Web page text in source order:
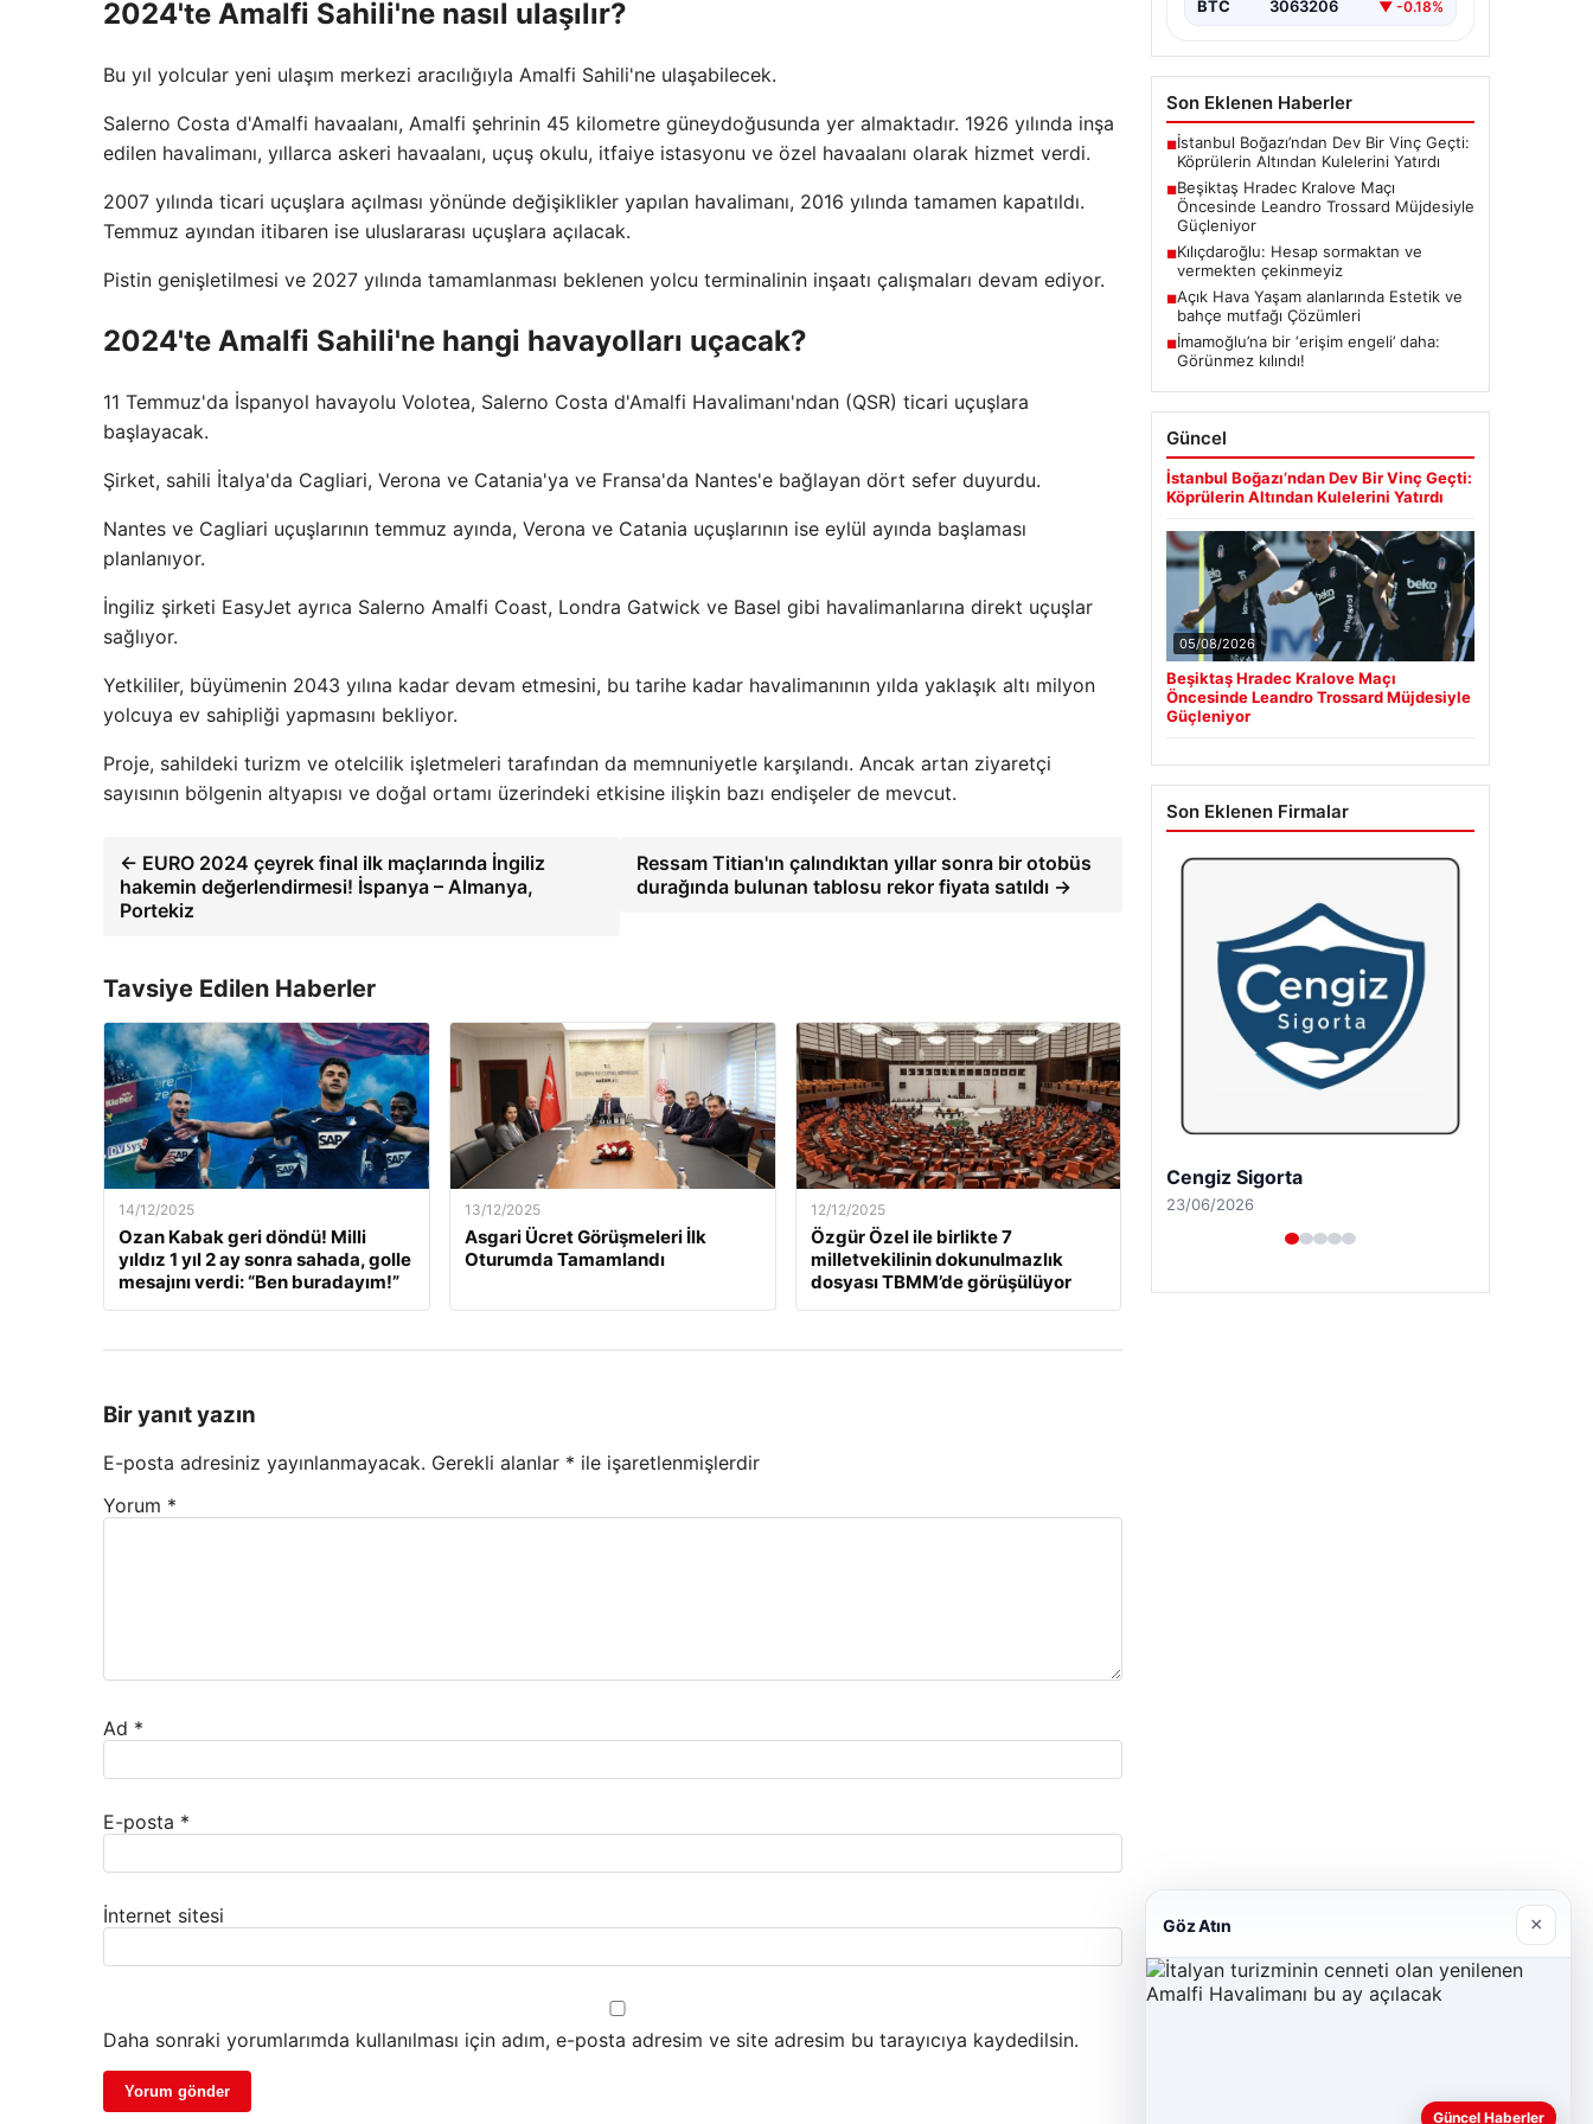
2024'te Amalfi Sahili'ne nasıl ulaşılır?
Bu yıl yolcular yeni ulaşım merkezi aracılığıyla Amalfi Sahili'ne ulaşabilecek.
Salerno Costa d'Amalfi havaalanı, Amalfi şehrinin 45 kilometre güneydoğusunda yer almaktadır. 1926 yılında inşa
edilen havalimanı, yıllarca askeri havaalanı, uçuş okulu, itfaiye istasyonu ve özel havaalanı olarak hizmet verdi.
2007 yılında ticari uçuşlara açılması yönünde değişiklikler yapılan havalimanı, 2016 yılında tamamen kapatıldı.
Temmuz ayından itibaren ise uluslararası uçuşlara açılacak.
Pistin genişletilmesi ve 2027 yılında tamamlanması beklenen yolcu terminalinin inşaatı çalışmaları devam ediyor.
2024'te Amalfi Sahili'ne hangi havayolları uçacak?
11 Temmuz'da İspanyol havayolu Volotea, Salerno Costa d'Amalfi Havalimanı'ndan (QSR) ticari uçuşlara
başlayacak.
Şirket, sahili İtalya'da Cagliari, Verona ve Catania'ya ve Fransa'da Nantes'e bağlayan dört sefer duyurdu.
Nantes ve Cagliari uçuşlarının temmuz ayında, Verona ve Catania uçuşlarının ise eylül ayında başlaması
planlanıyor.
İngiliz şirketi EasyJet ayrıca Salerno Amalfi Coast, Londra Gatwick ve Basel gibi havalimanlarına direkt uçuşlar
sağlıyor.
Yetkililer, büyümenin 2043 yılına kadar devam etmesini, bu tarihe kadar havalimanının yılda yaklaşık altı milyon
yolcuya ev sahipliği yapmasını bekliyor.
Proje, sahildeki turizm ve otelcilik işletmeleri tarafından da memnuniyetle karşılandı. Ancak artan ziyaretçi
sayısının bölgenin altyapısı ve doğal ortamı üzerindeki etkisine ilişkin bazı endişeler de mevcut.
← EURO 2024 çeyrek final ilk maçlarında İngiliz
hakemin değerlendirmesi! İspanya – Almanya,
Portekiz
Ressam Titian'ın çalındıktan yıllar sonra bir otobüs
durağında bulunan tablosu rekor fiyata satıldı →
Tavsiye Edilen Haberler
14/12/2025
Ozan Kabak geri döndü! Milli
yıldız 1 yıl 2 ay sonra sahada, golle
mesajını verdi: “Ben buradayım!”
13/12/2025
Asgari Ücret Görüşmeleri İlk
Oturumda Tamamlandı
12/12/2025
Özgür Özel ile birlikte 7
milletvekilinin dokunulmazlık
dosyası TBMM’de görüşülüyor
Bir yanıt yazın
E-posta adresiniz yayınlanmayacak. Gerekli alanlar * ile işaretlenmişlerdir
Yorum *
Ad *
E-posta *
İnternet sitesi
Daha sonraki yorumlarımda kullanılması için adım, e-posta adresim ve site adresim bu tarayıcıya kaydedilsin.
BTC 3063206 ▼ -0.18%
Son Eklenen Haberler
■İstanbul Boğazı’ndan Dev Bir Vinç Geçti:
Köprülerin Altından Kulelerini Yatırdı
■Beşiktaş Hradec Kralove Maçı
Öncesinde Leandro Trossard Müjdesiyle
Güçleniyor
■Kılıçdaroğlu: Hesap sormaktan ve
vermekten çekinmeyiz
■Açık Hava Yaşam alanlarında Estetik ve
bahçe mutfağı Çözümleri
■İmamoğlu’na bir ‘erişim engeli’ daha:
Görünmez kılındı!
Güncel
İstanbul Boğazı’ndan Dev Bir Vinç Geçti:
Köprülerin Altından Kulelerini Yatırdı
05/08/2026
Beşiktaş Hradec Kralove Maçı
Öncesinde Leandro Trossard Müjdesiyle
Güçleniyor
Son Eklenen Firmalar
Hastaş Beton
26/05/2026
Göz Atın ×
Güncel Haberler